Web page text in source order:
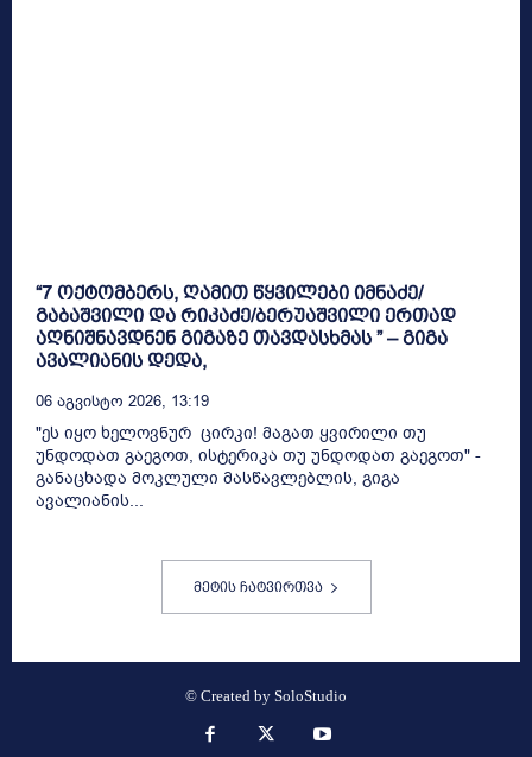
“7 ოქტომბერს, ღამით წყვილები იმნაძე/
გაბაშვილი და რიკაძე/ბერუაშვილი ერთად
აღნიშნავდნენ გიგაზე თავდასხმას ” – გიგა
ავალიანის დედა,
06 Აგვისტო 2026, 13:19
"ეს იყო ხელოვნურ ცირკი! მაგათ ყვირილი თუ
უნდოდათ გაეგოთ, ისტერიკა თუ უნდოდათ გაეგოთ" -
განაცხადა მოკლული მასწავლებლის, გიგა
ავალიანის...
მეტის ჩატვირთვა
© Created by SoloStudio